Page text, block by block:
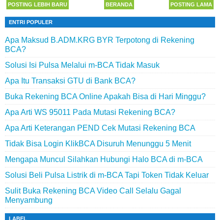
POSTING LEBIH BARU POSTING LAMA
BERANDA
ENTRI POPULER
Apa Maksud B.ADM.KRG BYR Terpotong di Rekening
BCA?
Solusi Isi Pulsa Melalui m-BCA Tidak Masuk
Apa Itu Transaksi GTU di Bank BCA?
Buka Rekening BCA Online Apakah Bisa di Hari Minggu?
Apa Arti WS 95011 Pada Mutasi Rekening BCA?
Apa Arti Keterangan PEND Cek Mutasi Rekening BCA
Tidak Bisa Login KlikBCA Disuruh Menunggu 5 Menit
Mengapa Muncul Silahkan Hubungi Halo BCA di m-BCA
Solusi Beli Pulsa Listrik di m-BCA Tapi Token Tidak Keluar
Sulit Buka Rekening BCA Video Call Selalu Gagal
Menyambung
LABEL